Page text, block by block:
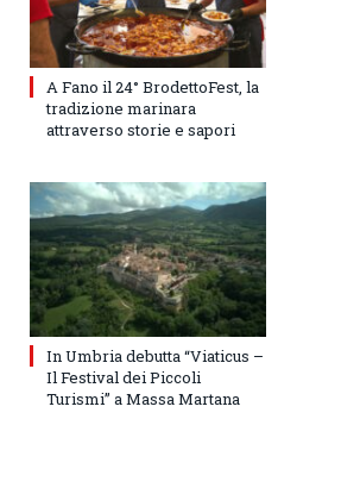
A Fano il 24° BrodettoFest, la
tradizione marinara
attraverso storie e sapori
In Umbria debutta “Viaticus –
Il Festival dei Piccoli
Turismi” a Massa Martana